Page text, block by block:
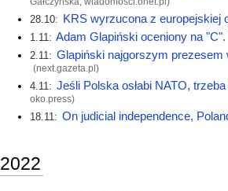
28.10: KRS wyrzucona z europejskiej
1.11: Adam Glapiński oceniony na
2.11: Glapiński najgorszym prezesem
(next.gazeta.pl)
4.11: Jeśli Polska osłabi NATO,
oko.press)
18.11: On judicial independence,
2022